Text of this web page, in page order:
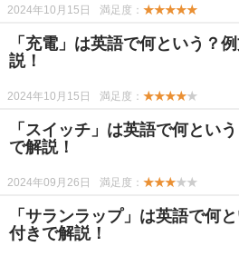
2024年10月15日 満足度： ★★★★★
「充電」は英語で何という？
説！
2024年10月15日 満足度： ★★★★★
「スイッチ」は英語で何とい
で解説！
2024年09月26日 満足度： ★★★★★
「サランラップ」は英語で何
付きで解説！